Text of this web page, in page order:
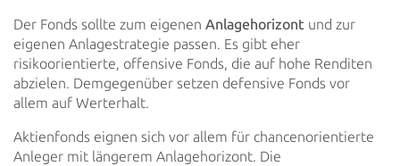
Der Fonds sollte zum eigenen Anlagehorizont und zur
eigenen Anlagestrategie passen. Es gibt eher
risikoorientierte, offensive Fonds, die auf hohe Renditen
abzielen. Demgegenüber setzen defensive Fonds vor
allem auf Werterhalt.
Aktienfonds eignen sich vor allem für chancenorientierte
Anleger mit längerem Anlagehorizont. Die